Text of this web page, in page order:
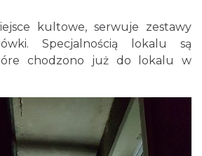
kultowe, serwuje zestawy
Specjalnością lokalu są
chodzono już do lokalu w